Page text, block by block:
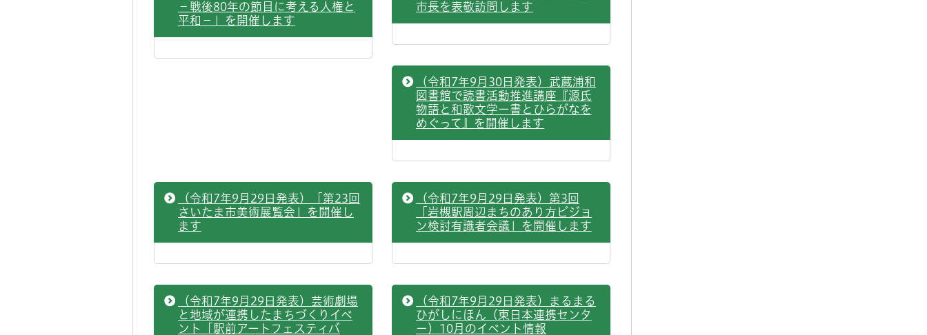
－戦後80年の節目に考える人権と
平和－」を開催します
市長を表敬訪問します
（令和7年9月30日発表）武蔵浦和
図書館で読書活動推進講座『源氏
物語と和歌文学ー書とひらがなを
めぐって』を開催します
（令和7年9月29日発表）「第23回
さいたま市美術展覧会」を開催し
ます
（令和7年9月29日発表）第3回
「岩槻駅周辺まちのあり方ビジョ
ン検討有識者会議」を開催します
（令和7年9月29日発表）芸術劇場
と地域が連携したまちづくりイベ
ント「駅前アートフェスティバ
（令和7年9月29日発表）まるまる
ひがしにほん（東日本連携センタ
ー）10月のイベント情報